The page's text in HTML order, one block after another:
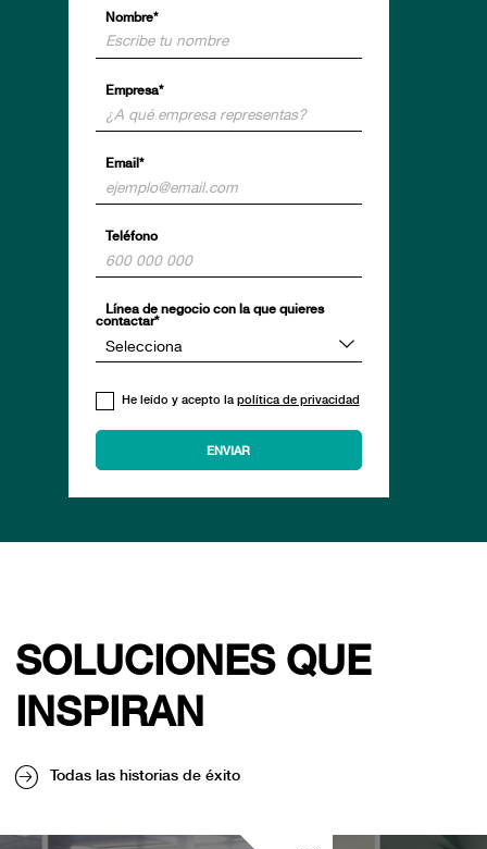
Nombre*
Empresa*
Email*
Teléfono
Línea de negocio con la que quieres
contactar*
He leído y acepto la política de privacidad
SOLUCIONES QUE
INSPIRAN
Todas las historias de éxito